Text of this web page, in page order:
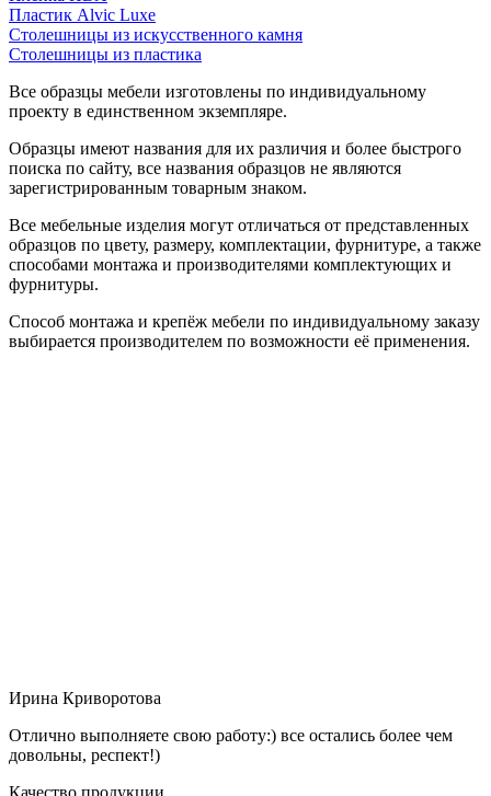
Пластик Alvic Luxe
Столешницы из искусственного камня
Столешницы из пластика
Все образцы мебели изготовлены по индивидуальному
проекту в единственном экземпляре.
Образцы имеют названия для их различия и более быстрого
поиска по сайту, все названия образцов не являются
зарегистрированным товарным знаком.
Все мебельные изделия могут отличаться от представленных
образцов по цвету, размеру, комплектации, фурнитуре, а также
способами монтажа и производителями комплектующих и
фурнитуры.
Способ монтажа и крепёж мебели по индивидуальному заказу
выбирается производителем по возможности её применения.
Ирина Криворотова
Отлично выполняете свою работу:) все остались более чем
довольны, респект!)
Качество продукции